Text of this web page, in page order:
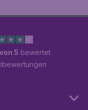
5 bewertet